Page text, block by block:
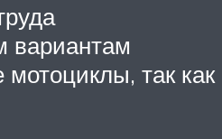
вариантам
так как